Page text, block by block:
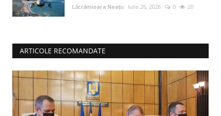
Lăcrămioara Neațu Iulie 26, 2026 0 20
ARTICOLE RECOMANDATE